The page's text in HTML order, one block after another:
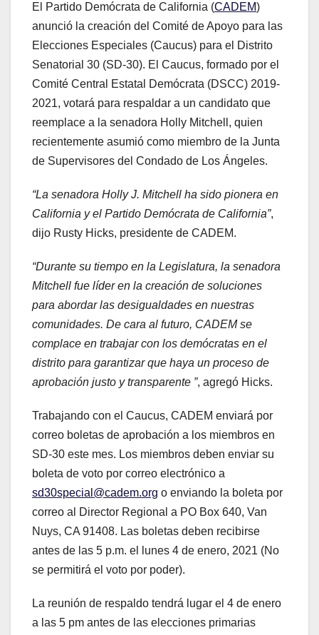
El Partido Demócrata de California (CADEM)
anunció la creación del Comité de Apoyo para las
Elecciones Especiales (Caucus) para el Distrito
Senatorial 30 (SD-30). El Caucus, formado por el
Comité Central Estatal Demócrata (DSCC) 2019-
2021, votará para respaldar a un candidato que
reemplace a la senadora Holly Mitchell, quien
recientemente asumió como miembro de la Junta
de Supervisores del Condado de Los Ángeles.
“La senadora Holly J. Mitchell ha sido pionera en
California y el Partido Demócrata de California”,
dijo Rusty Hicks, presidente de CADEM.
“Durante su tiempo en la Legislatura, la senadora
Mitchell fue líder en la creación de soluciones
para abordar las desigualdades en nuestras
comunidades. De cara al futuro, CADEM se
complace en trabajar con los demócratas en el
distrito para garantizar que haya un proceso de
aprobación justo y transparente ”, agregó Hicks.
Trabajando con el Caucus, CADEM enviará por
correo boletas de aprobación a los miembros en
SD-30 este mes. Los miembros deben enviar su
boleta de voto por correo electrónico a
sd30special@cadem.org o enviando la boleta por
correo al Director Regional a PO Box 640, Van
Nuys, CA 91408. Las boletas deben recibirse
antes de las 5 p.m. el lunes 4 de enero, 2021 (No
se permitirá el voto por poder).
La reunión de respaldo tendrá lugar el 4 de enero
a las 5 pm antes de las elecciones primarias